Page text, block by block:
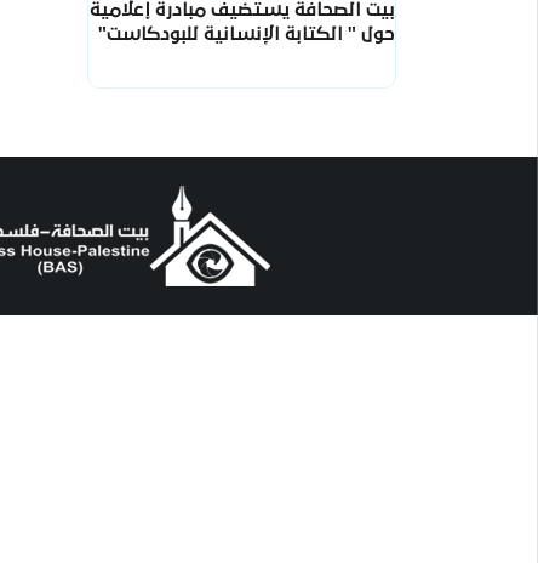
بيت الصحافة يستضيف مبادرة إعلامية
حول " الكتابة الإنسانية للبودكاست"